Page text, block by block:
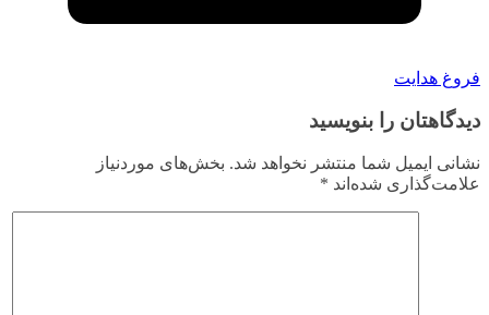
فروغ هدایت
دیدگاهتان را بنویسید
نشانی ایمیل شما منتشر نخواهد شد. بخش‌های موردنیاز
علامت‌گذاری شده‌اند *